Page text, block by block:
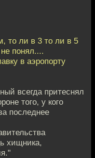
то ли в 3 то ли в 5
понял....
в аэропорту
всегда притеснял
того, у кого
последнее
хищника,